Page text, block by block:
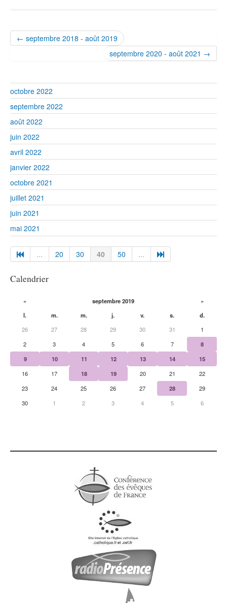
← septembre 2018 - août 2019
septembre 2020 - août 2021 →
octobre 2022
septembre 2022
août 2022
juin 2022
avril 2022
janvier 2022
octobre 2021
juillet 2021
juin 2021
mai 2021
... 20 30 40 50 ...
Calendrier
« septembre 2019
»
l.
m. m. j. v. s.
d.
26
27 28 29 30 31
1
2
3 4 5 6 7
8
9
10 11 12 13 14
15
16
17 18 19 20 21
22
23
24 25 26 27 28
29
30
1 2 3 4 5 6